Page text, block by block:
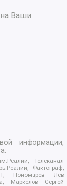
на Ваши
информации,
Телеканал
Фактограф,
Пономарев Лев
Маркелов Сергей